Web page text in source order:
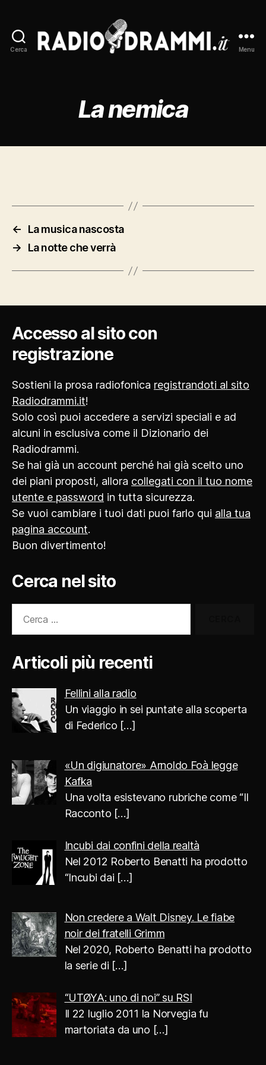
Cerca Menu
La nemica
←
La musica nascosta
→
La notte che verrà
Accesso al sito con
registrazione
Sostieni la prosa radiofonica registrandoti al sito
Radiodrammi.it!
Solo così puoi accedere a servizi speciali e ad
alcuni in esclusiva come il Dizionario dei
Radiodrammi.
Se hai già un account perché hai già scelto uno
dei piani proposti, allora collegati con il tuo nome
utente e password in tutta sicurezza.
Se vuoi cambiare i tuoi dati puoi farlo qui alla tua
pagina account.
Buon divertimento!
Cerca nel sito
Articoli più recenti
Fellini alla radio
Un viaggio in sei puntate alla scoperta
di Federico […]
«Un digiunatore» Arnoldo Foà legge
Kafka
Una volta esistevano rubriche come “Il
Racconto […]
Incubi dai confini della realtà
Nel 2012 Roberto Benatti ha prodotto
“Incubi dai […]
Non credere a Walt Disney. Le fiabe
noir dei fratelli Grimm
Nel 2020, Roberto Benatti ha prodotto
la serie di […]
“UTØYA: uno di noi” su RSI
Il 22 luglio 2011 la Norvegia fu
martoriata da uno […]